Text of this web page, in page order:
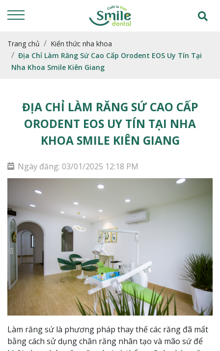
Trang chủ
Kiến thức nha khoa
Địa Chỉ Làm Răng Sứ Cao Cấp Orodent EOS Uy Tín Tại
Nha Khoa Smile Kiên Giang
ĐỊA CHỈ LÀM RĂNG SỨ CAO CẤP
ORODENT EOS UY TÍN TẠI NHA
KHOA SMILE KIÊN GIANG
Ngày đăng: 03/01/2025 12:18 PM
Làm răng sứ là phương pháp thay thế các răng đã mất
bằng cách sử dụng chân răng nhân tạo và mão sứ để